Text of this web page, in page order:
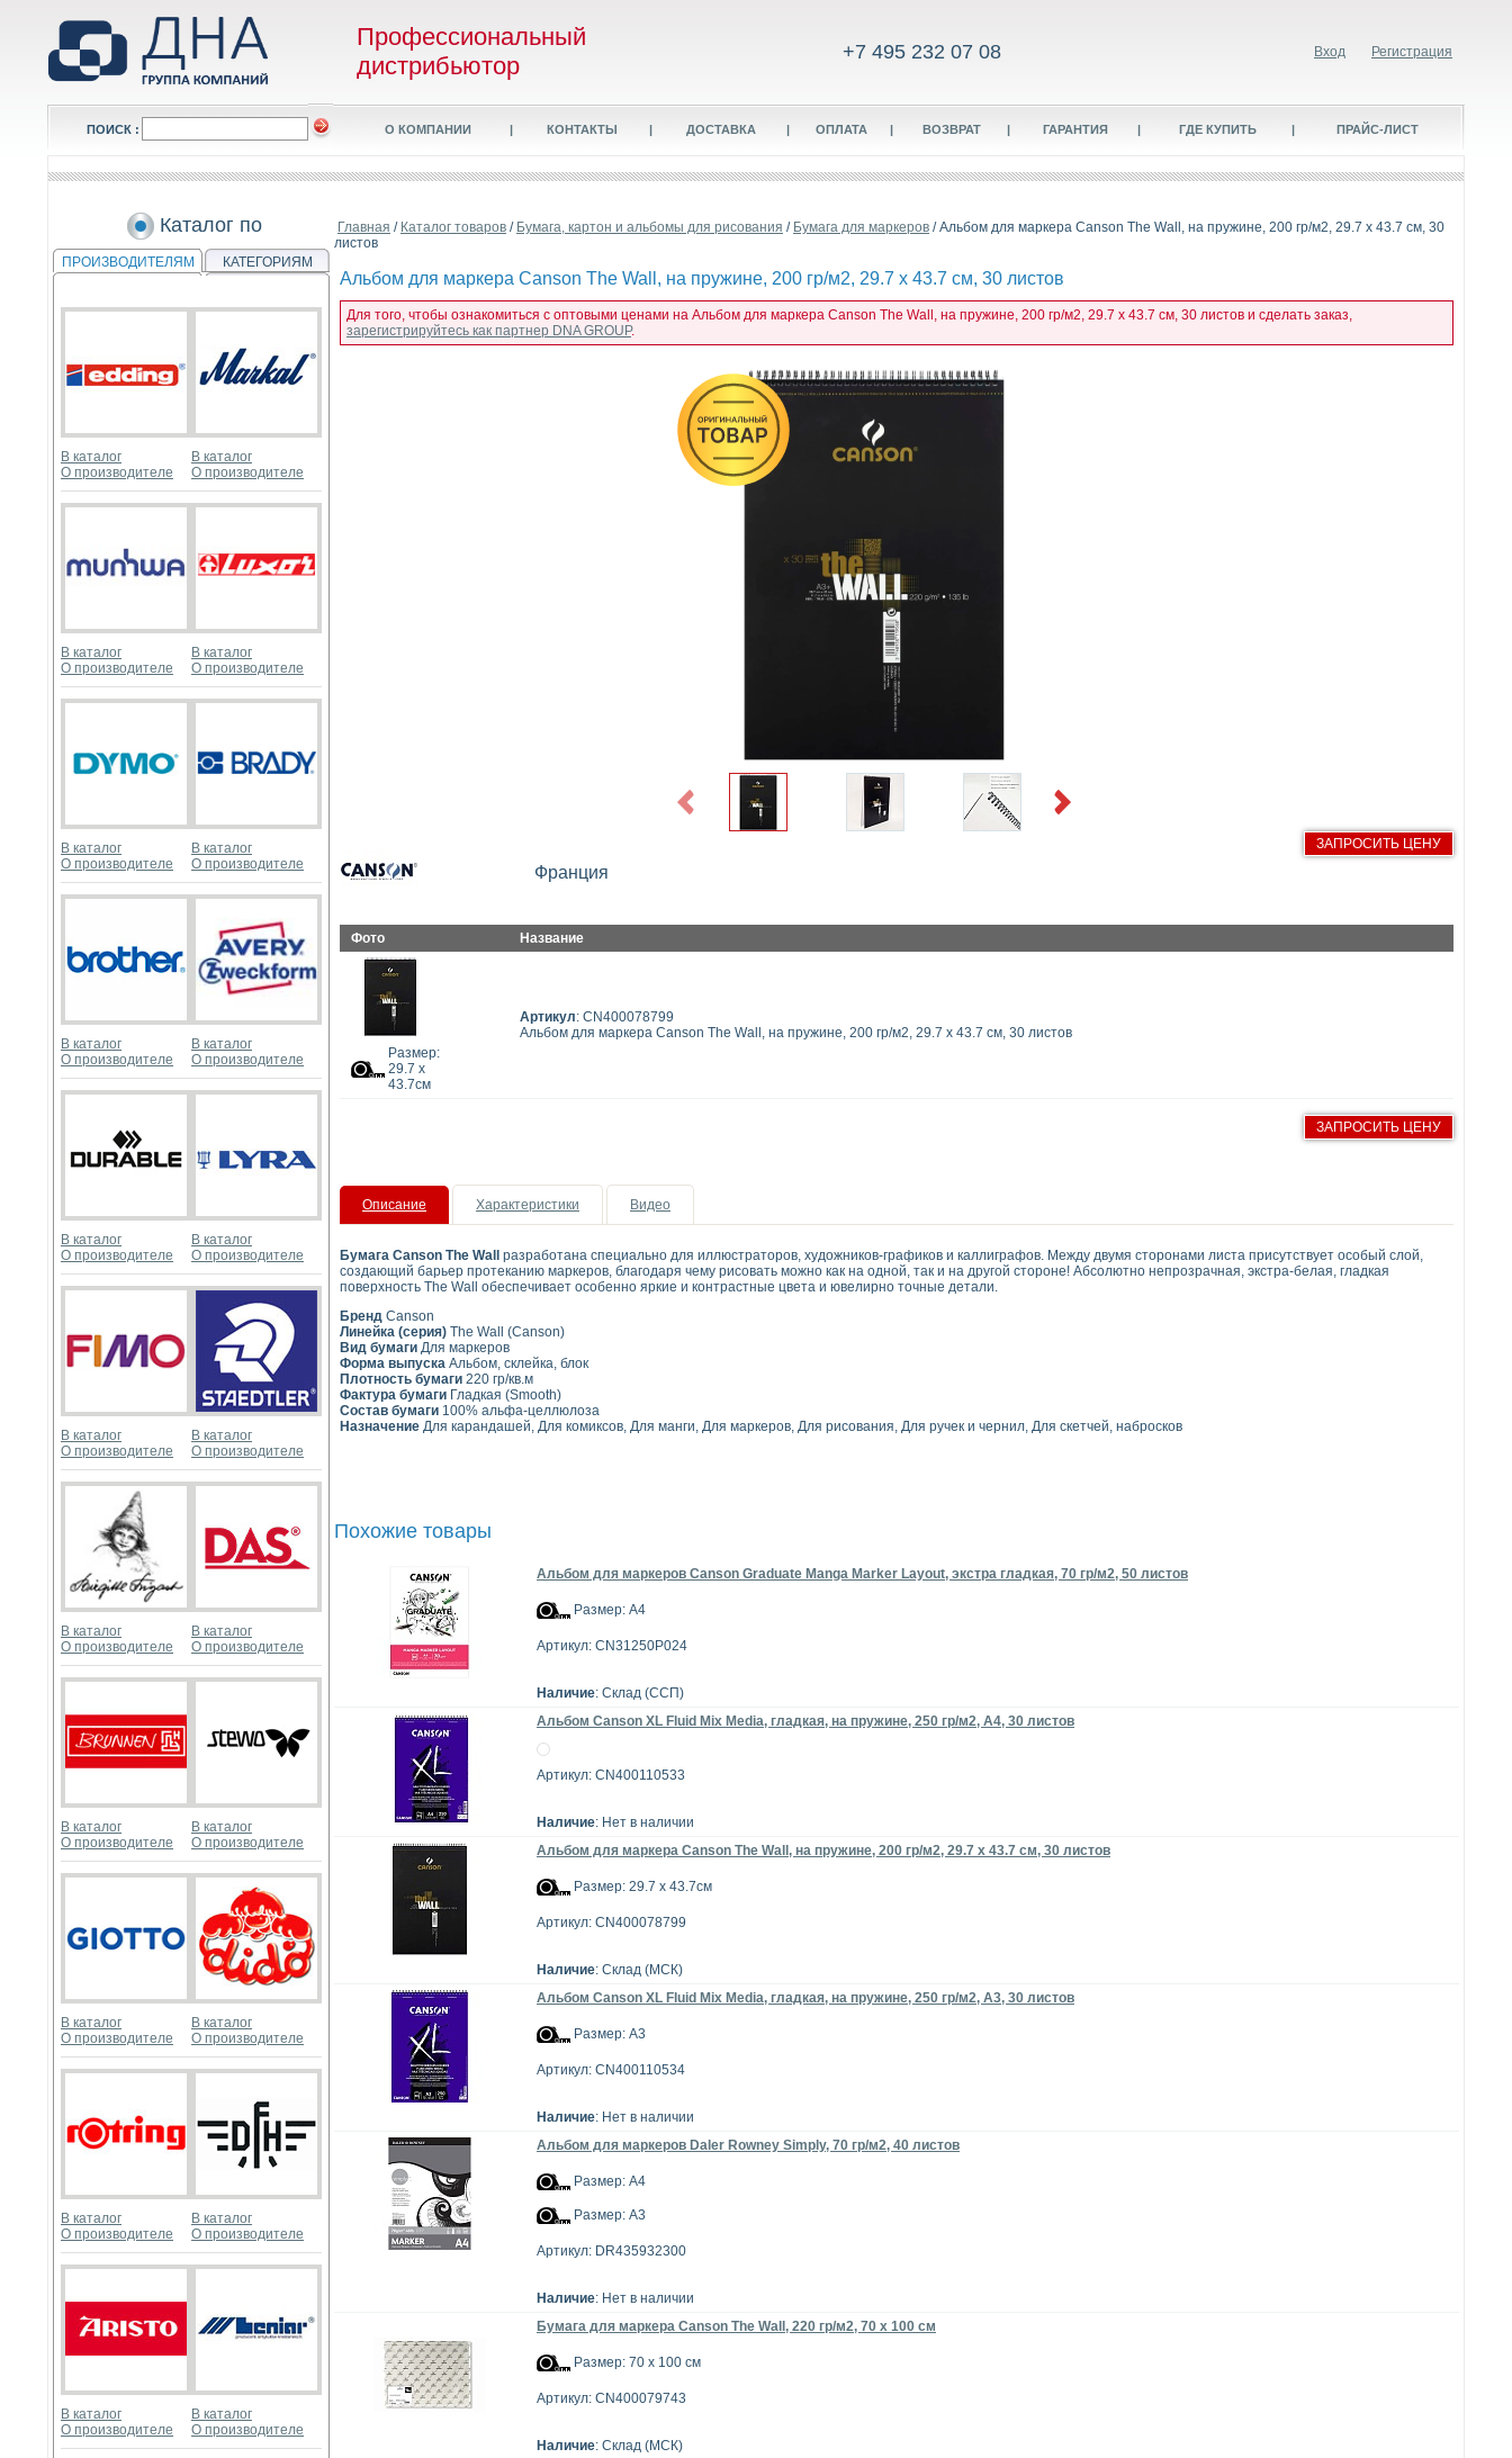
Профессиональный
дистрибьютор
+7 495 232 07 08 Вход Регистрация
ПОИСК : О КОМПАНИИ | КОНТАКТЫ | ДОСТАВКА | ОПЛАТА | ВОЗВРАТ | ГАРАНТИЯ | ГДЕ КУПИТЬ | ПРАЙС-ЛИСТ
Каталог по
ПРОИЗВОДИТЕЛЯМ КАТЕГОРИЯМ
В каталог
О производителе
В каталог
О производителе
В каталог
О производителе
В каталог
О производителе
В каталог
О производителе
В каталог
О производителе
В каталог
О производителе
В каталог
О производителе
В каталог
О производителе
В каталог
О производителе
В каталог
О производителе
В каталог
О производителе
В каталог
О производителе
В каталог
О производителе
В каталог
О производителе
В каталог
О производителе
В каталог
О производителе
В каталог
О производителе
В каталог
О производителе
В каталог
О производителе
В каталог
О производителе
В каталог
О производителе
Главная / Каталог товаров / Бумага, картон и альбомы для рисования / Бумага для маркеров / Альбом для маркера Canson The Wall, на пружине, 200 гр/м2, 29.7 х 43.7 см, 30
листов
Альбом для маркера Canson The Wall, на пружине, 200 гр/м2, 29.7 х 43.7 см, 30 листов
Для того, чтобы ознакомиться с оптовыми ценами на Альбом для маркера Canson The Wall, на пружине, 200 гр/м2, 29.7 х 43.7 см, 30 листов и сделать заказ,
зарегистрируйтесь как партнер DNA GROUP.
Previous Next
Франция
ЗАПРОСИТЬ ЦЕНУ
Фото Название
Размер:
29.7 x
43.7см
Артикул: CN400078799
Альбом для маркера Canson The Wall, на пружине, 200 гр/м2, 29.7 х 43.7 см, 30 листов
ЗАПРОСИТЬ ЦЕНУ
Описание Характеристики Видео
Бумага Canson The Wall
разработана специально для иллюстраторов, художников-графиков и каллиграфов. Между двумя сторонами листа присутствует особый слой,
создающий барьер протеканию маркеров, благодаря чему рисовать можно как на одной, так и на другой стороне! Абсолютно непрозрачная, экстра-белая, гладкая
поверхность The Wall обеспечивает особенно яркие и контрастные цвета и ювелирно точные детали.
Бренд Canson
Линейка (серия) The Wall (Canson)
Вид бумаги Для маркеров
Форма выпуска Альбом, склейка, блок
Плотность бумаги 220 гр/кв.м
Фактура бумаги Гладкая (Smooth)
Состав бумаги 100% альфа-целлюлоза
Назначение Для карандашей, Для комиксов, Для манги, Для маркеров, Для рисования, Для ручек и чернил, Для скетчей, набросков
Похожие товары
Альбом для маркеров Canson Graduate Manga Marker Layout, экстра гладкая, 70 гр/м2, 50 листов
Размер: А4
Артикул: CN31250P024
Наличие: Склад (ССП)
Альбом Canson XL Fluid Mix Media, гладкая, на пружине, 250 гр/м2, А4, 30 листов
Артикул: CN400110533
Наличие: Нет в наличии
Альбом для маркера Canson The Wall, на пружине, 200 гр/м2, 29.7 х 43.7 см, 30 листов
Размер: 29.7 x 43.7см
Артикул: CN400078799
Наличие: Склад (МСК)
Альбом Canson XL Fluid Mix Media, гладкая, на пружине, 250 гр/м2, А3, 30 листов
Размер: А3
Артикул: CN400110534
Наличие: Нет в наличии
Альбом для маркеров Daler Rowney Simply, 70 гр/м2, 40 листов
Размер: А4
Размер: А3
Артикул: DR435932300
Наличие: Нет в наличии
Бумага для маркера Canson The Wall, 220 гр/м2, 70 х 100 см
Размер: 70 x 100 см
Артикул: CN400079743
Наличие: Склад (МСК)